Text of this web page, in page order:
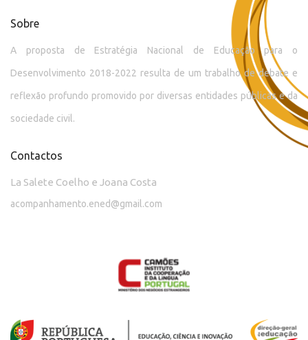
Sobre
A proposta de Estratégia Nacional de Educação para o
Desenvolvimento 2018-2022 resulta de um trabalho de debate e
reflexão profundo promovido por diversas entidades públicas e da
sociedade civil.
Contactos
La Salete Coelho e Joana Costa
acompanhamento.ened@gmail.com